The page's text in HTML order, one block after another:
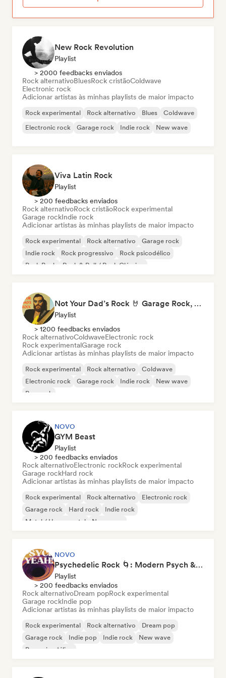
New Rock Revolution
Playlist
> 2000 feedbacks enviados
Rock alternativoBluesRock cristãoColdwave
Electronic rock
Adicionar artistas às minhas playlists de maior impacto
Rock experimental Rock alternativo Blues
Coldwave
Electronic rock
Garage rock Indie rock New wave
Viva Latin Rock
Playlist
> 200 feedbacks enviados
Rock alternativoRock cristãoRock experimental
Garage rockIndie rock
Adicionar artistas às minhas playlists de maior impacto
Rock experimental Rock alternativo
Garage rock
Indie rock
Rock progressivo
Rock psicodélico
Punk Rock
Rock & Roll / Rock Clássico
Not Your Dad’s Rock 🤘 Garage Rock, Alt-Rock & Indie Anthems
Playlist
> 1200 feedbacks enviados
Rock alternativoColdwaveElectronic rock
Rock experimentalGarage rock
Adicionar artistas às minhas playlists de maior impacto
Rock experimental Rock alternativo
Coldwave
Electronic rock
Garage rock Indie rock
New wave
Pop rock
NOVO
GYM Beast
Playlist
> 200 feedbacks enviados
Rock alternativoElectronic rockRock experimental
Garage rockHard rock
Adicionar artistas às minhas playlists de maior impacto
Rock experimental Rock alternativo
Electronic rock
Garage rock
Hard rock
Indie rock
Metal / Heavy metal
New wave
NOVO
Psychedelic Rock 🌀: Modern Psych & Turkish Vibes
Playlist
> 200 feedbacks enviados
Rock alternativoDream popRock experimental
Garage rockIndie pop
Adicionar artistas às minhas playlists de maior impacto
Rock experimental Rock alternativo
Dream pop
Garage rock
Indie pop Indie rock
New wave
Pop psicodélico